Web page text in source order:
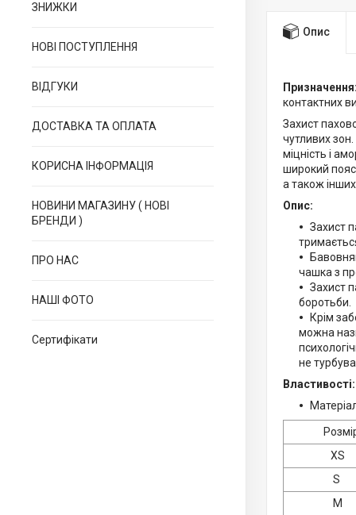
ЗНИЖКИ
НОВІ ПОСТУПЛЕННЯ
ВІДГУКИ
ДОСТАВКА ТА ОПЛАТА
КОРИСНА ІНФОРМАЦІЯ
НОВИНИ МАГАЗИНУ ( НОВІ
БРЕНДИ )
ПРО НАС
НАШІ ФОТО
Сертифікати
Опис
контактних
Захист
чутливих
міцність і
широкий
а також
Опис:
Захист
чашка з
Захист
боротьби.
Крім
можна
не
Властивості:
XS
S
M